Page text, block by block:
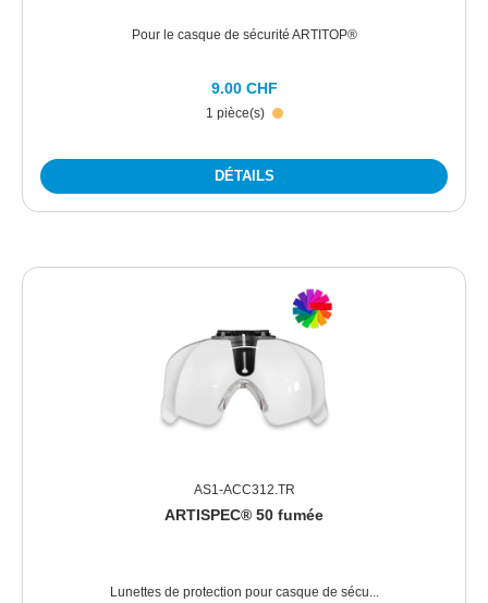
Pour le casque de sécurité ARTITOP®
1 pièce(s)
9.00 CHF
DÉTAILS
AS1-ACC312.TR
ARTISPEC® 50 fumée
Lunettes de protection pour casque de sécu...